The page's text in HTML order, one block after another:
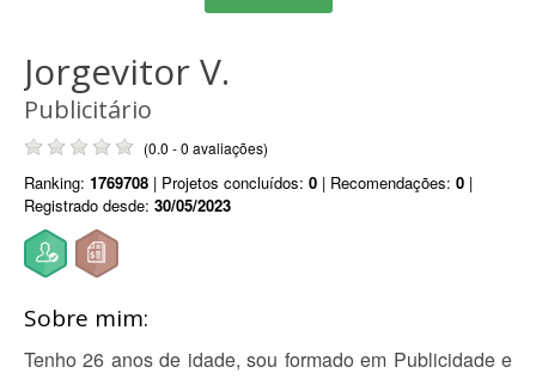
Jorgevitor V.
Publicitário
(0.0 - 0 avaliações)
Ranking: 1769708 | Projetos concluídos: 0 | Recomendações: 0 |
Registrado desde: 30/05/2023
Sobre mim:
Tenho 26 anos de idade, sou formado em Publicidade e